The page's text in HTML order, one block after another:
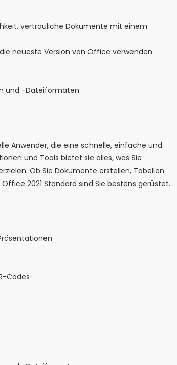
vertrauliche Dokumente mit einem
neueste Version von Office verwenden
und -Dateiformaten
Anwender, die eine schnelle, einfache und
und Tools bietet sie alles, was Sie
Ob Sie Dokumente erstellen, Tabellen
2021 Standard sind Sie bestens gerüstet.
Codes